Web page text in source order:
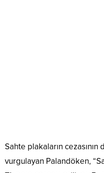
Sahte plakaların
vurgulayan Palandöken,